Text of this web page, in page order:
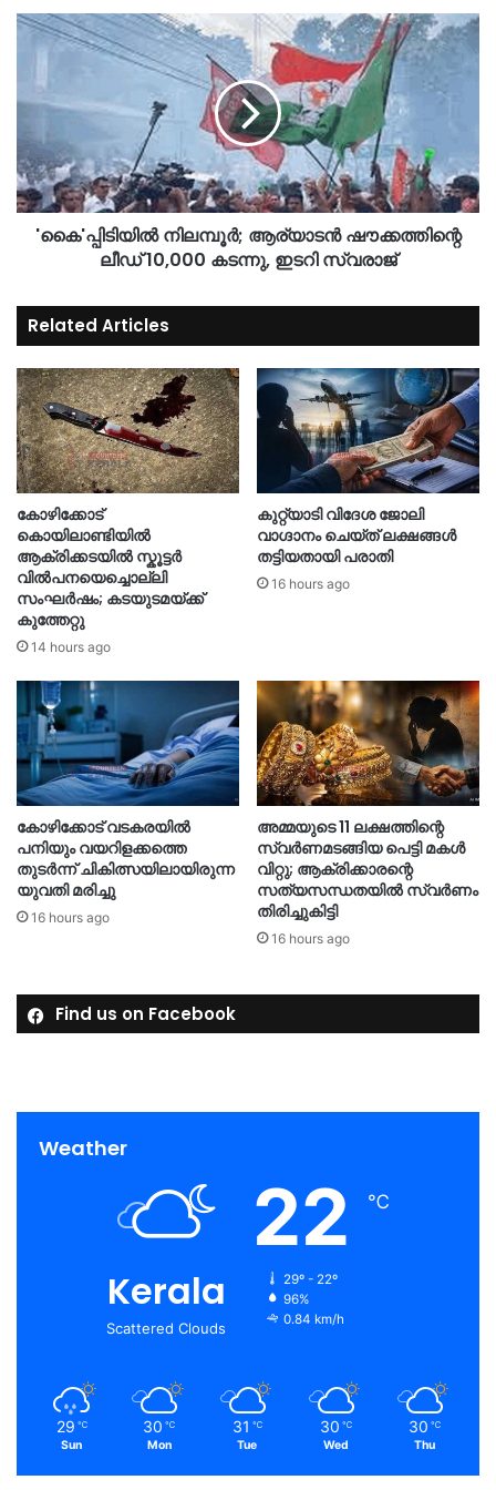
'കൈ'പ്പിടിയില്‍ നിലമ്പൂര്‍; ആര്യാടൻ ഷൗക്കത്തിന്റെ
ലീഡ് 10,000 കടന്നു, ഇടറി സ്വരാജ്
Related Articles
കോഴിക്കോട്
കൊയിലാണ്ടിയിൽ
ആക്രിക്കടയിൽ സ്കൂട്ടർ
വിൽപനയെച്ചൊല്ലി
സംഘർഷം; കടയുടമയ്ക്ക്
കുത്തേറ്റു
14 hours ago
കുറ്റ്യാടി വിദേശ ജോലി
വാഗ്ദാനം ചെയ്ത് ലക്ഷങ്ങൾ
തട്ടിയതായി പരാതി
16 hours ago
കോഴിക്കോട് വടകരയിൽ
പനിയും വയറിളക്കത്തെ
തുടർന്ന് ചികിത്സയിലായിരുന്ന
യുവതി മരിച്ചു
16 hours ago
അമ്മയുടെ 11 ലക്ഷത്തിന്റെ
സ്വർണമടങ്ങിയ പെട്ടി മകൾ
വിറ്റു; ആക്രിക്കാരന്റെ
സത്യസന്ധതയിൽ സ്വർണം
തിരിച്ചുകിട്ടി
16 hours ago
Find us on Facebook
Weather
Kerala
Scattered Clouds
22 ℃
29º - 22º
96%
0.84 km/h
29 ℃
Sun
30 ℃
Mon
31 ℃
Tue
30 ℃
Wed
30 ℃
Thu